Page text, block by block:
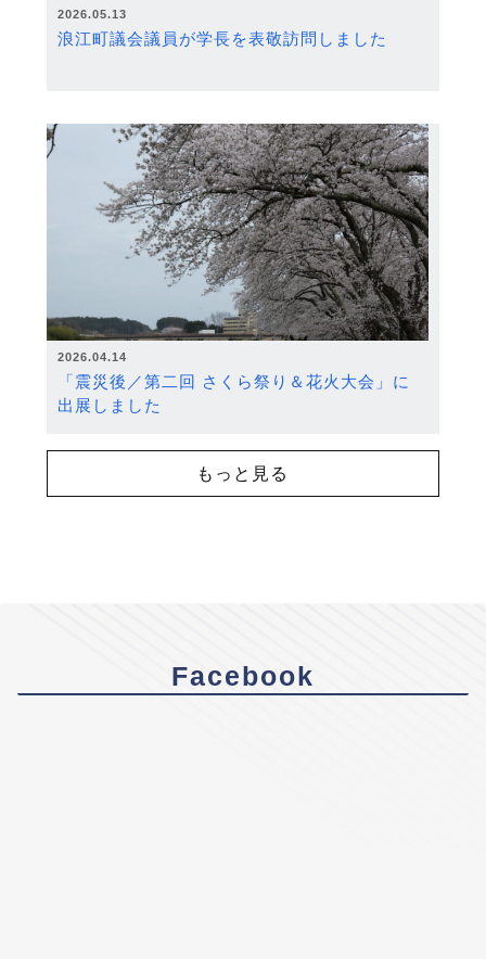
2026.05.13
浪江町議会議員が学長を表敬訪問しました
2026.04.14
「震災後／第二回 さくら祭り＆花火大会」に
出展しました
もっと見る
Facebook